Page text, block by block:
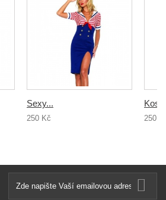
Sexy...
250 Kč 250